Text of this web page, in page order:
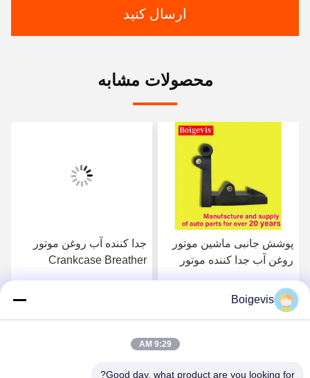
ارسال کنید
محصولات مشابه
پوشش جانبی ماشین موتور
روغن آب جدا کننده موتور
03C103774 برای 16V 1.6
بهترین قیمت رو بدست
جدا کننده آب روغن موتور
Crankcase Breather
Boigevis
9:29 AM
Good day, what product are you looking for?